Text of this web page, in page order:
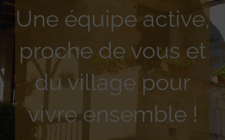
Une équipe active,
proche de vous et
du village pour
vivre ensemble !